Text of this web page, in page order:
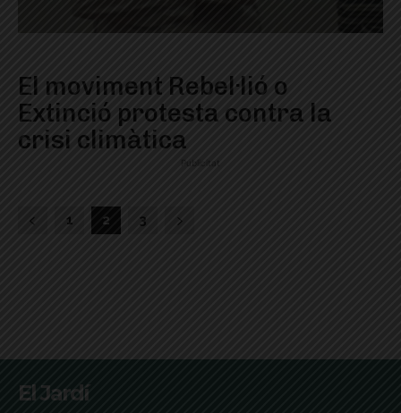
El moviment Rebel·lió o
Extinció protesta contra la
crisi climàtica
Publicitat
1 2 3
El Jardí